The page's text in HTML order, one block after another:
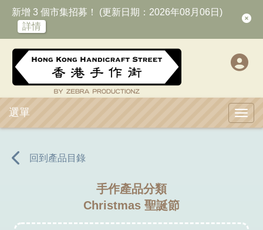
新增 3 個市集招募！ (更新日期：2026年08月06日)
詳情
選單
回到產品目錄
手作產品分類
Christmas 聖誕節